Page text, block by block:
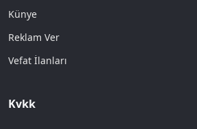
Künye
Reklam Ver
Vefat İlanları
Kvkk